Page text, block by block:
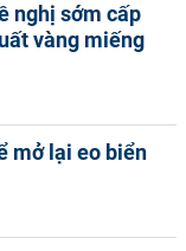
nghị sớm cấp
vàng miếng
mở lại eo biển